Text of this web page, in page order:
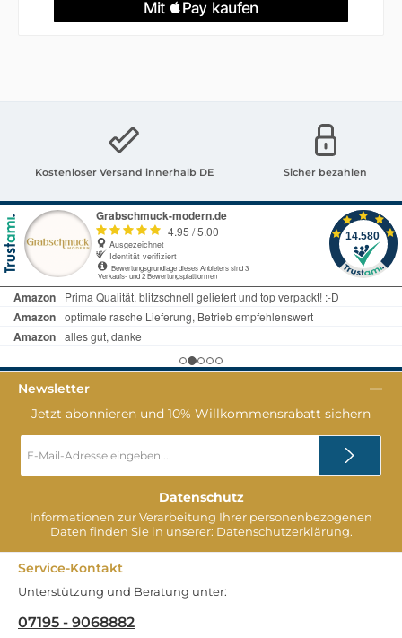
Kostenloser Versand innerhalb DE Sicher bezahlen
Newsletter
Jetzt abonnieren und 10% Willkommensrabatt sichern
Mail-
Adresse
Datenschutz
Informationen zur Verarbeitung Ihrer personenbezogenen
Daten finden Sie in unserer: Datenschutzerklärung.
Service-Kontakt
Unterstützung und Beratung unter:
07195 - 9068882